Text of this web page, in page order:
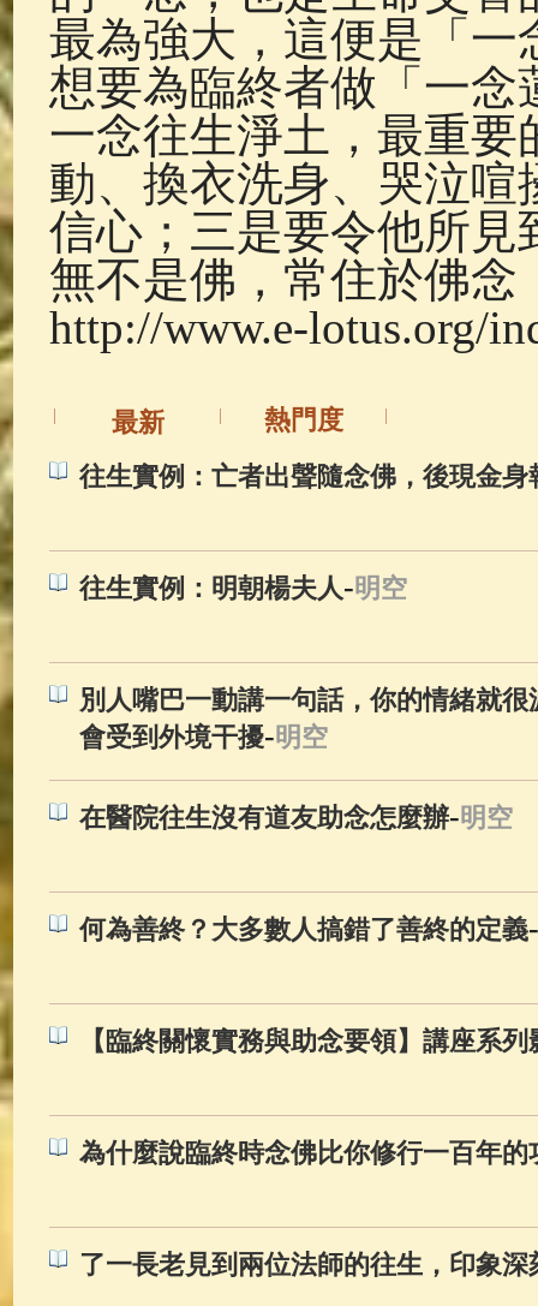
最為強大，這便是「一
想要為臨終者做「一
一念往生淨土，最重
動、換衣洗身、哭泣
信心；三是要令他所
無不是佛，常住於佛
http://www.e-lotus.org/
最新
熱門度
往生實例：亡者出聲隨念佛，後現金身
往生實例：明朝楊夫人-明空
別人嘴巴一動講一句話，你的情緒就
會受到外境干擾-明空
在醫院往生沒有道友助念怎麼辦-明空
何為善終？大多數人搞錯了善終的定義-
【臨終關懷實務與助念要領】講座系列
為什麼說臨終時念佛比你修行一百年的
了一長老見到兩位法師的往生，印象深